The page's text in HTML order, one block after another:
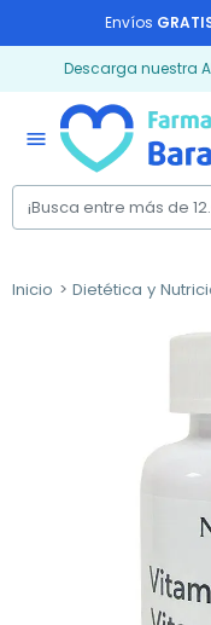
Envíos
Descarga nuestra
menu
Inicio Dietética y